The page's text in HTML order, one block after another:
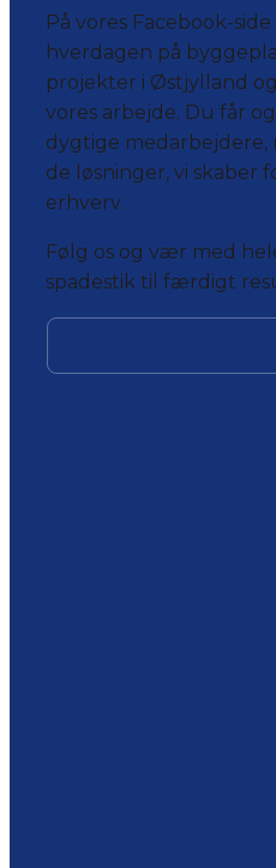
På vores Facebook-
hverdagen på
projekter i Østjylland
vores arbejde. Du får
dygtige medarbejdere,
de løsninger, vi skaber
erhverv.
Følg os og vær med
spadestik til færdigt